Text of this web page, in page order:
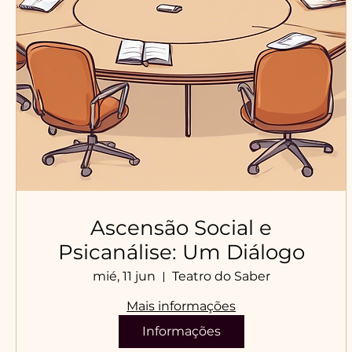
Ascensão Social e
Psicanálise: Um Diálogo
mié, 11 jun
Teatro do Saber
Mais informações
Informações